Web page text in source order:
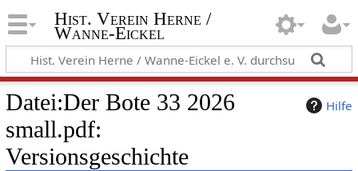
Hist. Verein Herne /
Wanne-Eickel
Hilfe
Datei:Der Bote 33 2026
small.pdf:
Versionsgeschichte